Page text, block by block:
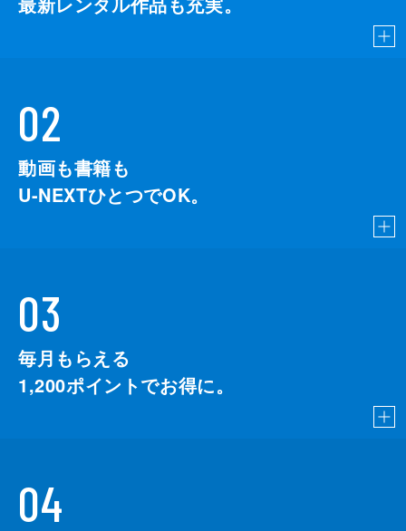
02
動画も書籍も
U-NEXTひとつでOK。
03
毎月もらえる
1,200ポイントでお得に。
04